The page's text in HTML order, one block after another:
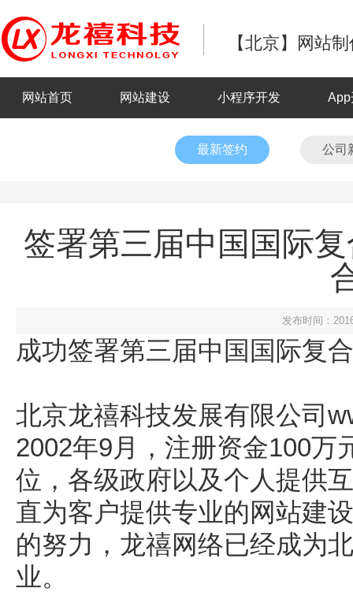
【北京】网站
网站首页 网站建设 小程序开发 App
最新签约 公司
签署第三届中国国际
发布时间：
成功签署第三届中国国际复
北京龙禧科技发展有限公司
2002年9月，注册资金100万
位，各级政府以及个人提供
直为客户提供专业的网站建
的努力，龙禧网络已经成为
业。